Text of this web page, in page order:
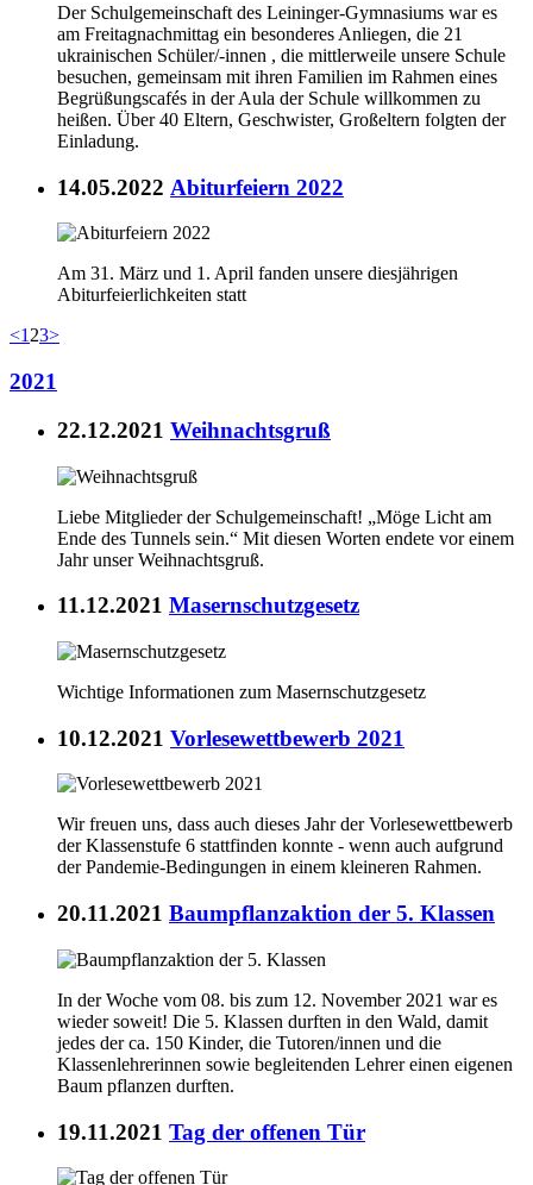
Der Schulgemeinschaft des Leininger-Gymnasiums war es
am Freitagnachmittag ein besonderes Anliegen, die 21
ukrainischen Schüler/-innen , die mittlerweile unsere Schule
besuchen, gemeinsam mit ihren Familien im Rahmen eines
Begrüßungscafés in der Aula der Schule willkommen zu
heißen. Über 40 Eltern, Geschwister, Großeltern folgten der
Einladung.
14.05.2022 Abiturfeiern 2022
Am 31. März und 1. April fanden unsere diesjährigen
Abiturfeierlichkeiten statt
<1 23>
2021
22.12.2021 Weihnachtsgruß
Liebe Mitglieder der Schulgemeinschaft! „Möge Licht am
Ende des Tunnels sein.“ Mit diesen Worten endete vor einem
Jahr unser Weihnachtsgruß.
11.12.2021 Masernschutzgesetz
Wichtige Informationen zum Masernschutzgesetz
10.12.2021 Vorlesewettbewerb 2021
Wir freuen uns, dass auch dieses Jahr der Vorlesewettbewerb
der Klassenstufe 6 stattfinden konnte - wenn auch aufgrund
der Pandemie-Bedingungen in einem kleineren Rahmen.
20.11.2021 Baumpflanzaktion der 5. Klassen
In der Woche vom 08. bis zum 12. November 2021 war es
wieder soweit! Die 5. Klassen durften in den Wald, damit
jedes der ca. 150 Kinder, die Tutoren/innen und die
Klassenlehrerinnen sowie begleitenden Lehrer einen eigenen
Baum pflanzen durften.
19.11.2021 Tag der offenen Tür